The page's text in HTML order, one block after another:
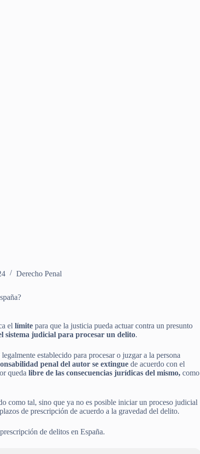
Derecho Penal
el límite para que la justicia pueda actuar contra un presunto
sistema judicial para procesar un delito.
establecido para procesar o juzgar a la persona
penal del autor se extingue de acuerdo con el
queda libre de las consecuencias jurídicas del mismo, como
como tal, sino que ya no es posible iniciar un proceso judicial
de prescripción de acuerdo a la gravedad del delito.
de delitos en España.